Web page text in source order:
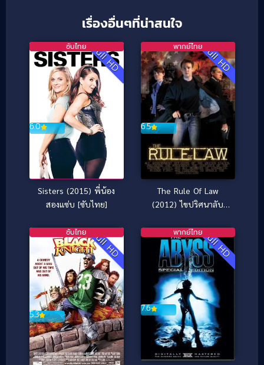
เรื่องอื่นๆที่น่าสนใจ
Full HD
6.0
ซับไทย
Sisters (2015) พี่น้อง
สองแซ่บ [ซับไทย]
Full HD
6.5
พากย์ไทย
The Rule Of Law
(2012) ไขปริศนาลับ
Full HD
5.3
ซับไทย Full HD
7.6
พากย์ไทย